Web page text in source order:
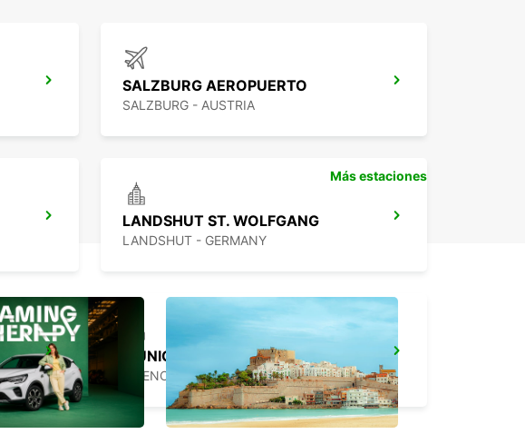
SALZBURG AEROPUERTO
SALZBURG - AUSTRIA
LANDSHUT ST. WOLFGANG
LANDSHUT - GERMANY
MÚNICH HAIDHAUSEN
MUENCHEN - GERMANY
Más estaciones